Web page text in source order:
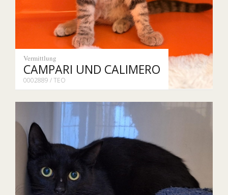
Vermittlung
CAMPARI UND CALIMERO
0002889 / TEO